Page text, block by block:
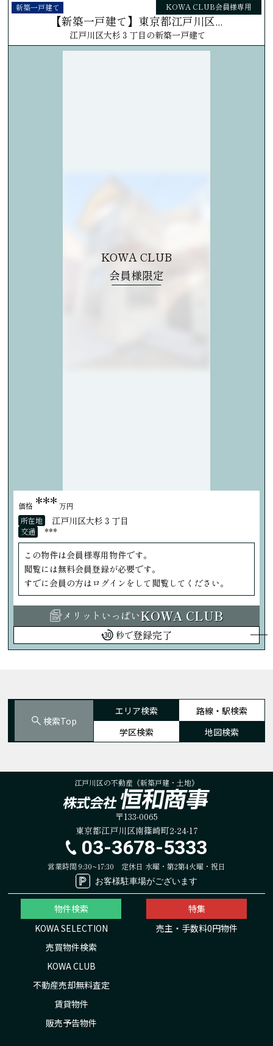
新築一戸建て
【新築一戸建て】東京都江戸川区...
江戸川区大杉３丁目の新築一戸建て
KOWA CLUB会員様専用
KOWA CLUB
会員様限定
価格 *** 万円
所在地
江戸川区大杉３丁目
交通
***
この物件は会員様専用物件です。
閲覧には無料会員登録が必要です。
すでに会員の方はログインをして閲覧してください。
メリットいっぱいKOWA CLUB
秒で登録完了
検索Top
エリア検索
路線・駅検索
学区検索
地図検索
江戸川区の不動産《新築戸建・土地》
〒133-0065
東京都江戸川区南篠崎町2-24-17
03-3678-5333
営業時間 9:30~17:30 定休日 水曜・第2第4火曜・祝日
お客様駐車場がございます
物件検索
KOWA SELECTION
売買物件検索
KOWA CLUB
不動産売却無料査定
賃貸物件
販売予告物件
特集
売主・手数料0円物件